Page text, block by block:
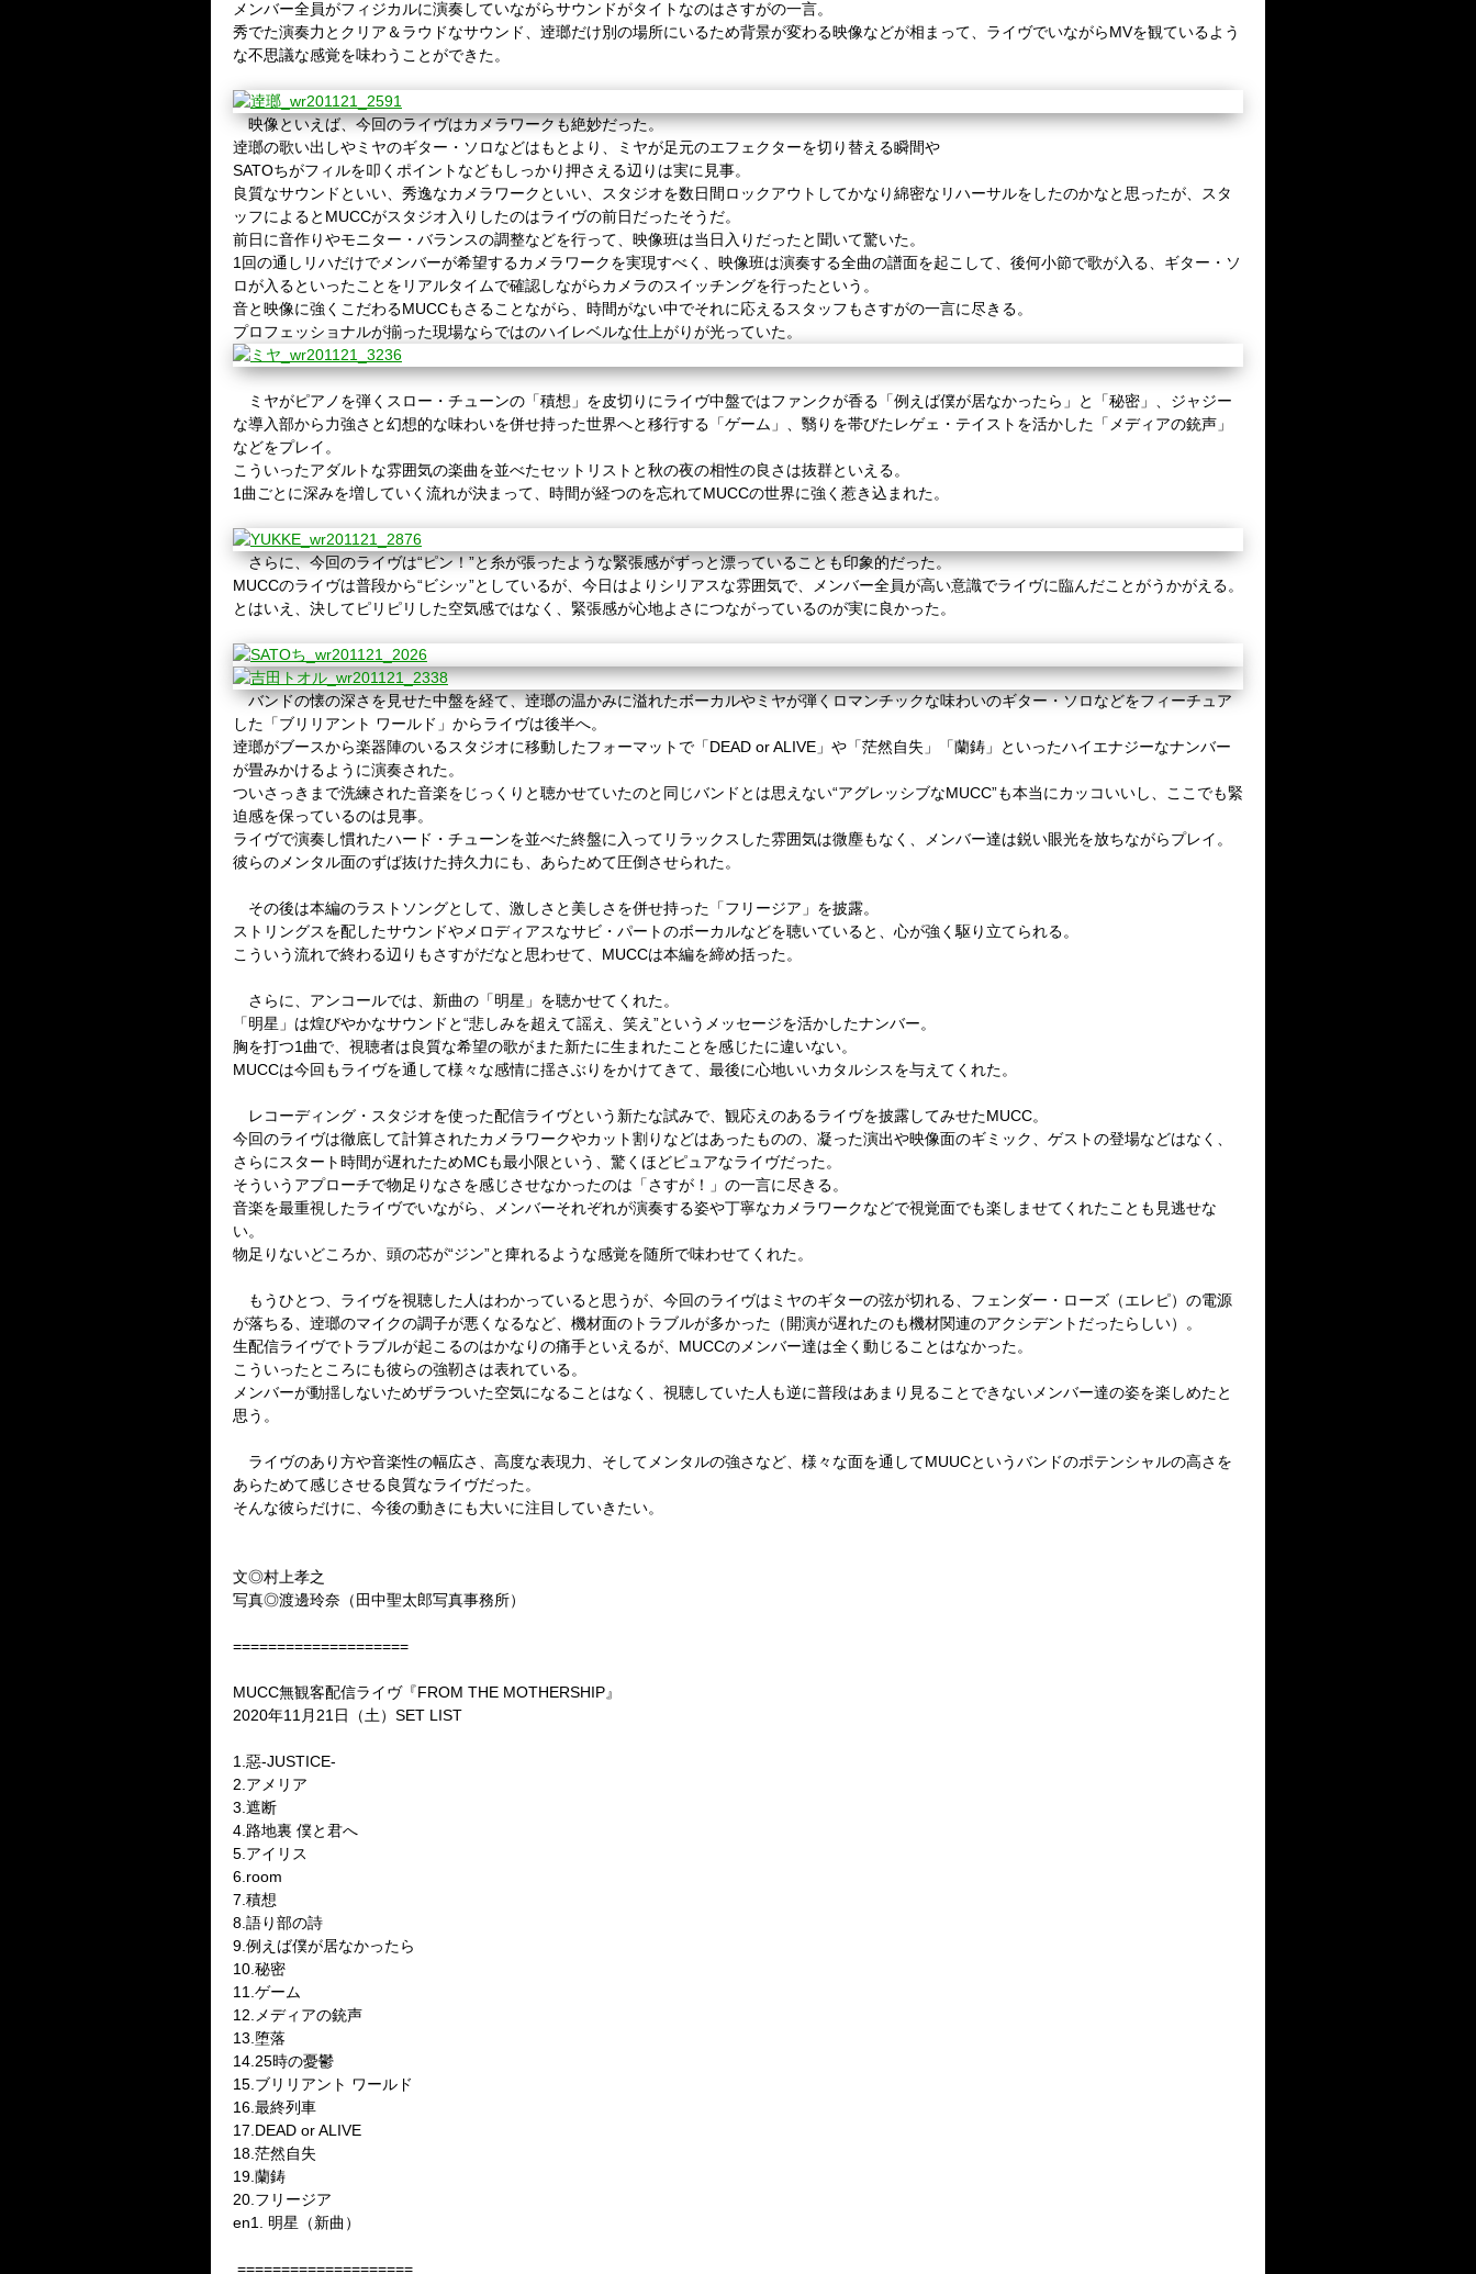
メンバー全員がフィジカルに演奏していながらサウンドがタイトなのはさすがの一言。
秀でた演奏力とクリア＆ラウドなサウンド、逹瑯だけ別の場所にいるため背景が変わる映像などが相まって、 ライヴでいながらMVを観ているよう
な不思議な感覚を味わうことができた。
映像といえば、今回のライヴはカメラワークも絶妙だった。
逹瑯の歌い出しやミヤのギター・ソロなどはもとより、ミヤが足元のエフェクターを切り替える瞬間や
SATOちがフィルを叩くポイントなどもしっかり押さえる辺りは実に見事。
良質なサウンドといい、秀逸なカメラワークといい、スタジオを数日間ロックアウトしてかなり綿密なリハーサルをしたのかなと思ったが、スタ
ッフによると MUCCがスタジオ入りしたのはライヴの前日だったそうだ。
前日に音作りやモニター・バランスの調整などを行って、映像班は当日入りだったと聞いて驚いた。
1 回の通しリハだけでメンバーが希望するカメラワークを実現すべく、 映像班は演奏する全曲の譜面を起こして、後何小節で歌が入る、ギター・ソ
ロが入るといったことをリアルタイムで確認しながらカメラのスイッチングを行ったという。
音と映像に強くこだわるMUCCもさることながら、時間がない中でそれに応えるスタッフもさすがの一言に尽きる。
プロフェッショナルが揃った現場ならではのハイレベルな仕上がりが光っていた。
ミヤがピアノを弾くスロー・チューンの「積想」を皮切りにライヴ中盤ではファンクが香る「例えば僕が居なかったら」と「秘密」、 ジャジー
な導入部から力強さと幻想的な味わいを併せ持った世界へと移行する「ゲーム」、翳りを帯びたレゲェ・テイストを活かした「メディアの銃声」
などをプレイ。
こういったアダルトな雰囲気の楽曲を並べたセットリストと秋の夜の相性の良さは抜群といえる。
1 曲ごとに深みを増していく流れが決まって、時間が経つのを忘れてMUCCの世界に強く惹き込まれた。
さらに、今回のライヴは“ピン！”と糸が張ったような緊張感がずっと漂っていることも印象的だった。
MUCCのライヴは普段から“ビシッ”としているが、今日はよりシリアスな雰囲気で、
メンバー全員が高い意識でライヴに臨んだことがうかがえる。
とはいえ、決してピリピリした空気感ではなく、緊張感が心地よさにつながっているのが実に良かった。
バンドの懐の深さを見せた中盤を経て、逹瑯の温かみに溢れたボーカルやミヤが弾くロマンチックな味わいのギター・ソロなどをフィーチュア
した「ブリリアント ワールド」からライヴは後半へ。
逹瑯がブースから楽器陣のいるスタジオに移動したフォーマットで「DEAD or ALIVE 」や 「茫然自失」「蘭鋳」といったハイエナジーなナンバー
が畳みかけるように演奏された。
ついさっきまで洗練された音楽をじっくりと聴かせていたのと同じバンドとは思えない“アグレッシブなMUCC”も本当にカッコいいし、ここでも緊
迫感を保っているのは見事。
ライヴで演奏し慣れたハード・チューンを並べた終盤に入ってリラックスした雰囲気は微塵もなく、
メンバー達は鋭い眼光を放ちながらプレイ。
彼らのメンタル面のずば抜けた持久力にも、あらためて圧倒させられた。
その後は本編のラストソングとして、激しさと美しさを併せ持った「フリージア」を披露。
ストリングスを配したサウンドやメロディアスなサビ・パートのボーカルなどを聴いていると、 心が強く駆り立てられる。
こういう流れで終わる辺りもさすがだなと思わせて、 MUCCは本編を締め括った。
さらに、アンコールでは、新曲の「明星」を聴かせてくれた。
「明星」は煌びやかなサウンドと“悲しみを超えて謡え、笑え”というメッセージを活かしたナンバー。
胸を打つ1 曲で、視聴者は良質な希望の歌がまた新たに生まれたことを感じたに違いない。
MUCCは今回もライヴを通して様々な感情に揺さぶりをかけてきて、最後に心地いいカタルシスを与えてくれた。
レコーディング・スタジオを使った配信ライヴという新たな試みで、観応えのあるライヴを披露してみせたMUCC。
今回のライヴは徹底して計算されたカメラワークやカット割りなどはあったものの、 凝った演出や映像面のギミック、ゲストの登場などはなく、
さらにスタート時間が遅れたためMCも最小限という、驚くほどピュアなライヴだった。
そういうアプローチで物足りなさを感じさせなかったのは「さすが！」の一言に尽きる。
音楽を最重視したライヴでいながら、メンバーそれぞれが演奏する姿や丁寧なカメラワークなどで視覚面でも楽しませてくれたことも見逃せな
い。
物足りないどころか、頭の芯が“ジン”と痺れるような感覚を随所で味わせてくれた。
もうひとつ、ライヴを視聴した人はわかっていると思うが、今回のライヴはミヤのギターの弦が切れる、 フェンダー・ローズ（エレピ）の電源
が落ちる、逹瑯のマイクの調子が悪くなるなど、機材面のトラブルが多かった（開演が遅れたのも機材関連のアクシデントだったらしい）。
生配信ライヴでトラブルが起こるのはかなりの痛手といえるが、 MUCCのメンバー達は全く動じることはなかった。
こういったところにも彼らの強靭さは表れている。
メンバーが動揺しないためザラついた空気になることはなく、 視聴していた人も逆に普段はあまり見ることできないメンバー達の姿を楽しめたと
思う。
ライヴのあり方や音楽性の幅広さ、高度な表現力、そしてメンタルの強さなど、 様々な面を通してMUUCというバンドのポテンシャルの高さを
あらためて感じさせる良質なライヴだった。
そんな彼らだけに、今後の動きにも大いに注目していきたい。
文◎村上孝之
写真◎渡邊玲奈（田中聖太郎写真事務所）
====================
MUCC無観客配信ライヴ『FROM THE MOTHERSHIP』
2020年11 月 21 日（土） SET LIST
1. 惡-JUSTICE-
2. アメリア
3. 遮断
4. 路地裏 僕と君へ
5. アイリス
6.room
7. 積想
8. 語り部の詩
9. 例えば僕が居なかったら
10. 秘密
11. ゲーム
12. メディアの銃声
13. 堕落
14.25時の憂鬱
15. ブリリアント ワールド
16. 最終列車
17.DEAD or ALIVE
18. 茫然自失
19. 蘭鋳
20. フリージア
en1. 明星（新曲）
====================